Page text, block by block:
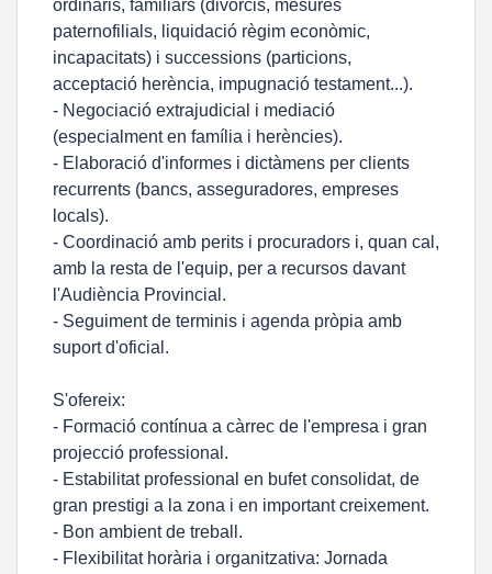
ordinaris, familiars (divorcis, mesures
paternofilials, liquidació règim econòmic,
incapacitats) i successions (particions,
acceptació herència, impugnació testament...).
- Negociació extrajudicial i mediació
(especialment en família i herències).
- Elaboració d'informes i dictàmens per clients
recurrents (bancs, asseguradores, empreses
locals).
- Coordinació amb perits i procuradors i, quan cal,
amb la resta de l'equip, per a recursos davant
l'Audiència Provincial.
- Seguiment de terminis i agenda pròpia amb
suport d'oficial.
S'ofereix:
- Formació contínua a càrrec de l'empresa i gran
projecció professional.
- Estabilitat professional en bufet consolidat, de
gran prestigi a la zona i en important creixement.
- Bon ambient de treball.
- Flexibilitat horària i organitzativa: Jornada